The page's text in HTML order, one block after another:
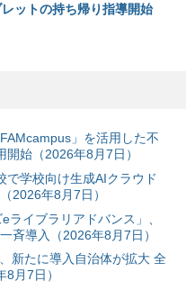
ットの持ち帰り指導開始
」を活用した不
始（2026年8月7日）
で学校向け生成AIクラウド
2026年8月7日）
ライブラリアドバンス」、
斉導入（2026年8月7日）
新たに導入自治体が拡大 全
月7日）